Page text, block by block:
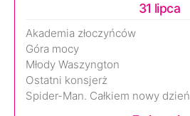
31 lipca
Akademia złoczyńców
Góra mocy
Młody Waszyngton
Ostatni konsjerż
Spider-Man. Całkiem nowy dzień